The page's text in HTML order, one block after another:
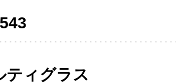
ティグラス